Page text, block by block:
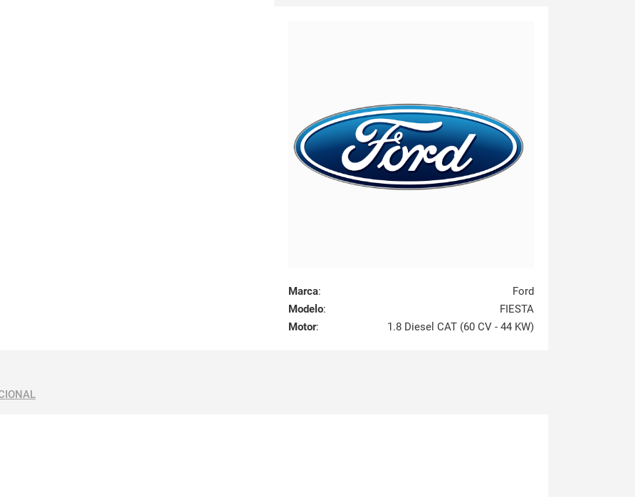
Marca:
Ford
Modelo:
FIESTA
Motor: 1.8 Diesel CAT (60 CV - 44 KW)